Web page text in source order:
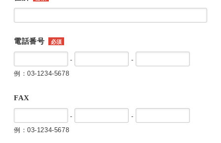
電話番号 必須
-
-
例：03-1234-5678
FAX
-
-
例：03-1234-5678